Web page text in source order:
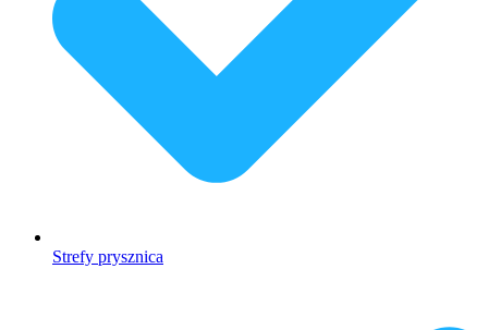
Strefy prysznica